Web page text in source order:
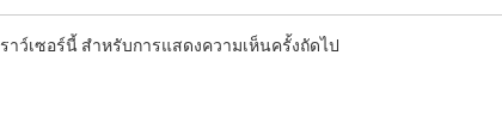
ว์เซอร์นี้ สำหรับการแสดงความเห็นครั้งถัดไป